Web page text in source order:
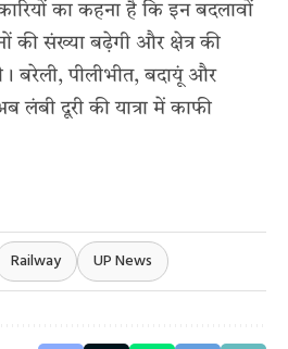
का कहना है कि इन बदलावों
की संख्या बढ़ेगी और क्षेत्र की
बरेली, पीलीभीत, बदायूं और
लंबी दूरी की यात्रा में काफी
Railway UP News